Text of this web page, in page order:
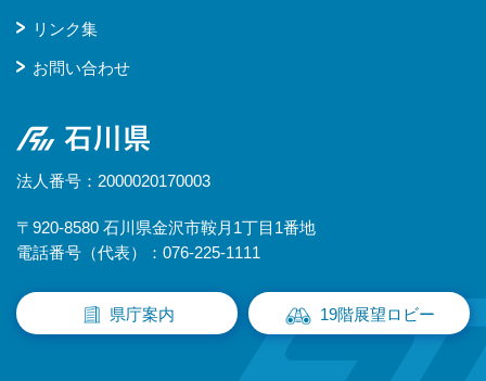
リンク集
お問い合わせ
石川県
法人番号：2000020170003
〒920-8580 石川県金沢市鞍月1丁目1番地
電話番号（代表）：076-225-1111
県庁案内 19階展望ロビー